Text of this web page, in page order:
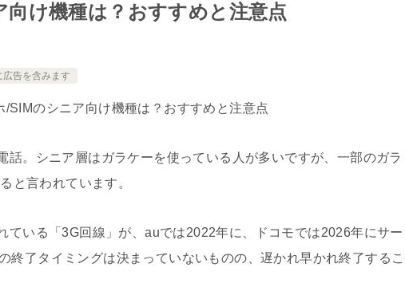
け機種は？おすすめと注意点
広告を含みます
話。シニア層はガラケーを使っている人が多いですが、一部のガラ
と言われています。
ている「3G回線」が、auでは2022年に、ドコモでは2026年にサー
終了タイミングは決まっていないものの、遅かれ早かれ終了するこ